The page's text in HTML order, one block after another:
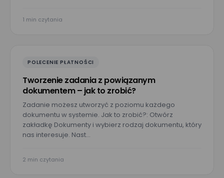
1 min czytania
POLECENIE PŁATNOŚCI
Tworzenie zadania z powiązanym
dokumentem – jak to zrobić?
Zadanie możesz utworzyć z poziomu każdego
dokumentu w systemie. Jak to zrobić?: Otwórz
zakładkę Dokumenty i wybierz rodzaj dokumentu, który
nas interesuje. Nast…
2 min czytania
Umów prezentację
E-mail*
Nr telefonu
Imię*